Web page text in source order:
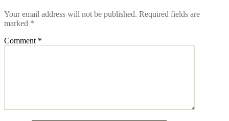
Your email address will not be published. Required fields are
marked *
Comment *